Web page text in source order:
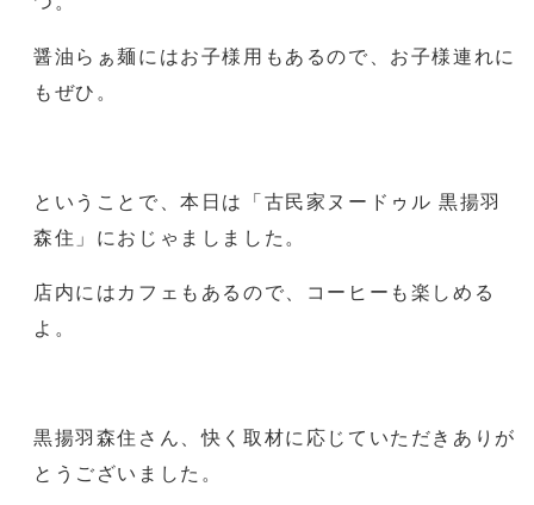
醤油らぁ麺にはお子様用もあるので、お子様連れに
もぜひ。
ということで、本日は「古民家ヌードゥル 黒揚羽
森住」におじゃましました。
店内にはカフェもあるので、コーヒーも楽しめる
よ。
黒揚羽森住さん、快く取材に応じていただきありが
とうございました。